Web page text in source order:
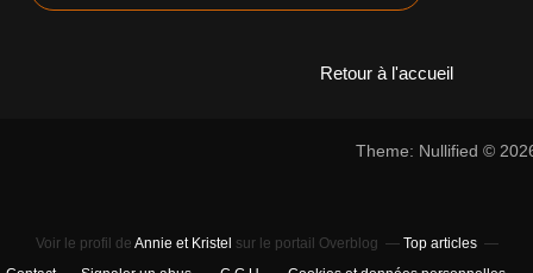
Retour à l'accueil
Theme: Nullified ©
Voir le profil de Annie et Kristel sur le portail Overblog
Top articles